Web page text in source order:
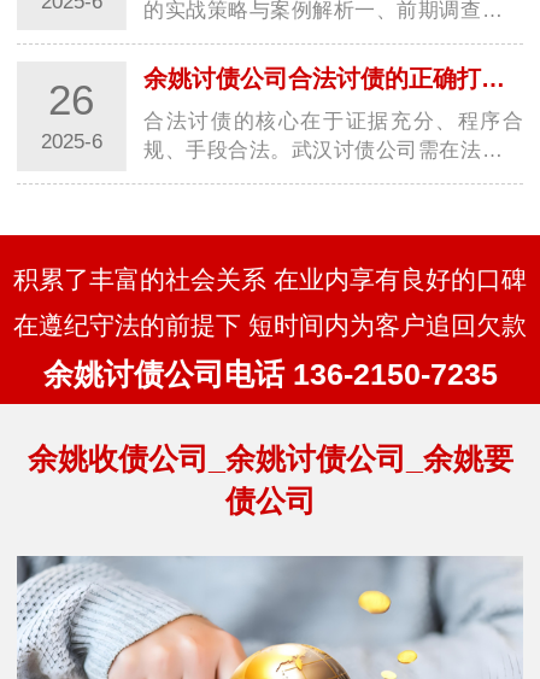
的实战策略与案例解析一、前期调查：用
数据构建 “老赖” 行为画像1. 多维信息穿透
术工商 / 司法数据联动：通过国家企业信
用信息公示系统查询 “老赖” 关联…
26
2025-6
余姚讨债公司合法讨债的正确打开方式你知道几种？
合法讨债的核心在于证据充分、程序合
规、手段合法。武汉讨债公司需在法律框
架内灵活运用协商、调解、诉讼等手段，
建议债权人优先通过法律途径解决纠纷，
必要时委…
积累了丰富的社会关系 在业内享有良好的口碑
在遵纪守法的前提下 短时间内为客户追回欠款
余姚讨债公司电话 136-2150-7235
余姚收债公司_余姚讨债公司_余姚要
债公司